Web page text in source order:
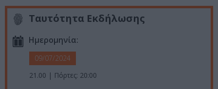
Ταυτότητα Εκδήλωσης
Ημερομηνία:
09/07/2024
21.00 | Πόρτες: 20:00